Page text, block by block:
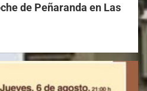
de Peñaranda en Las